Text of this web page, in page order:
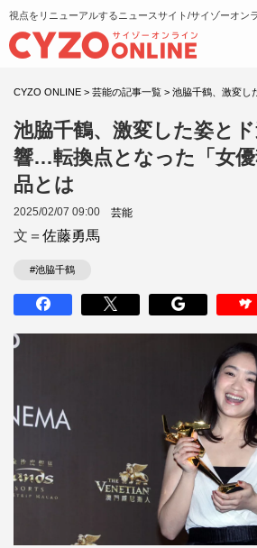
視点をリニューアルするニュースサイト/サイゾーオン
CYZO ONLINE > 芸能の記事一覧 > 池脇千鶴、激変し
池脇千鶴、激変した姿と
響…転換点となった「女
品とは
2025/02/07 09:00 芸能
文＝ 佐藤勇馬
#池脇千鶴